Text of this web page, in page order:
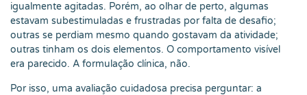
igualmente agitadas. Porém, ao olhar de perto, algumas
estavam subestimuladas e frustradas por falta de desafio;
outras se perdiam mesmo quando gostavam da atividade;
outras tinham os dois elementos. O comportamento visível
era parecido. A formulação clínica, não.
Por isso, uma avaliação cuidadosa precisa perguntar: a